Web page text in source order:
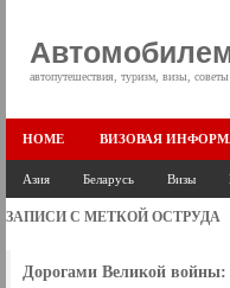
автопутешествия, туризм, визы, советы
HOME ВИЗОВАЯ
Азия Беларусь Визы
ЗАПИСИ С МЕТКОЙ ОСТРУДА
Дорогами Великой